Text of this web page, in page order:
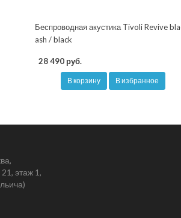
Беспроводная акустика Tivoli Revive
ash / black
28 490 руб.
В корзину В избранное
этаж 1,